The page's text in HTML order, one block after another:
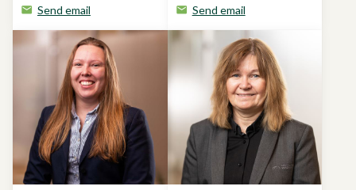
Send email Send email